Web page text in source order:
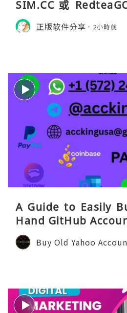
SIM.CC 或
货。需要“当地号码 +
打车、外卖、客户联
正版软件分享 2小時前
A Guide to Easily
Hand GitHub
Buy Old Yahoo Accoun